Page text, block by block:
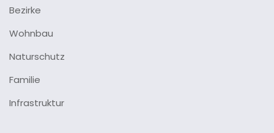
Bezirke
Wohnbau
Naturschutz
Familie
Infrastruktur